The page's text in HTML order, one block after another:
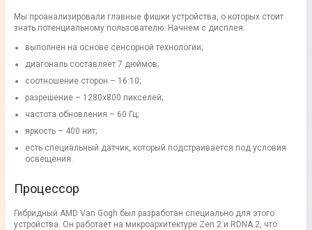
Мы проанализировали главные фишки устройства, о которых стоит
знать потенциальному пользователю. Начнем с дисплея:
выполнен на основе сенсорной технологии;
диагональ составляет 7 дюймов;
соотношение сторон – 16:10;
разрешение – 1280x800 пикселей;
частота обновления – 60 Гц;
яркость – 400 нит;
есть специальный датчик, который подстраивается под условия
освещения.
Процессор
Гибридный AMD Van Gogh был разработан специально для этого
устройства. Он работает на микроархитектуре Zen 2 и RDNA 2, что